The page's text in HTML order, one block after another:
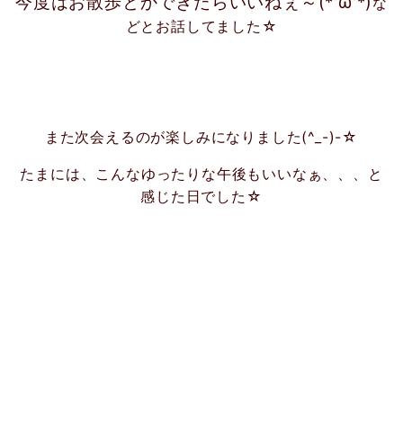
どとお話してました☆
また次会えるのが楽しみになりました(^_-)-☆
たまには、こんなゆったりな午後もいいなぁ、、、と
感じた日でした☆